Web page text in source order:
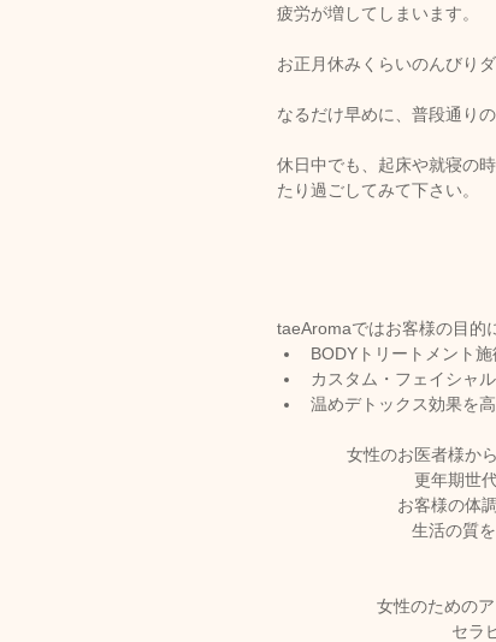
疲労が増してしまいます。
お正月休みくらいのんびり
なるだけ早めに、普段通り
休日中でも、起床や就寝の
たり過ごしてみて下さい。
taeAromaではお客様の目的
BODYトリートメント施
カスタム・フェイシャ
温めデトックス効果を
女性のお医者様か
更年期世
お客様の体
生活の質
女性のための
セラ